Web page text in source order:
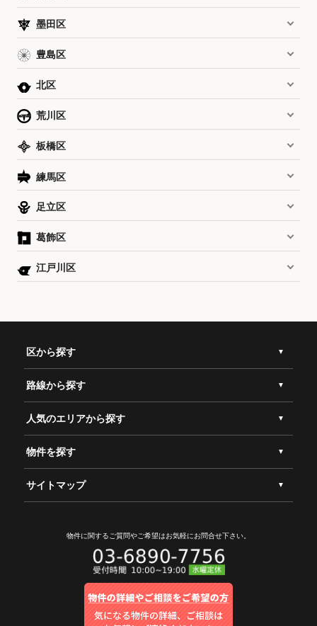
墨田区
豊島区
北区
荒川区
板橋区
練馬区
足立区
葛飾区
江戸川区
区から探す
路線から探す
人気のエリアから探す
物件を探す
サイトマップ
物件に関するご質問やご希望はお気軽にお問合せ下さい。